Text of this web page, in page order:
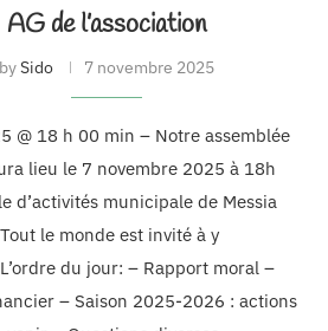
AG de l’association
bySido 7 novembre 2025
@ 18 h 00 min – Notre assemblée
lieu le 7 novembre 2025 à 18h
d’activités municipale de Messia
le monde est invité à y
du jour: – Rapport moral –
– Saison 2025-2026 : actions